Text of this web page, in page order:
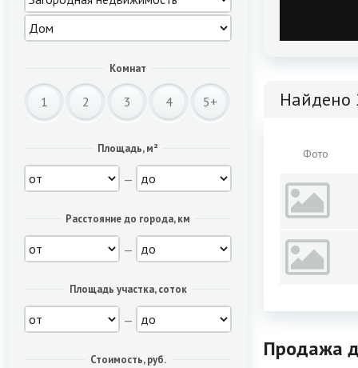
Комнат
1 2 3 4 5+
Площадь, м²
—
Расстояние до города, км
—
Площадь участка, соток
—
Стоимость, руб.
Найдено
Фото
Продажа